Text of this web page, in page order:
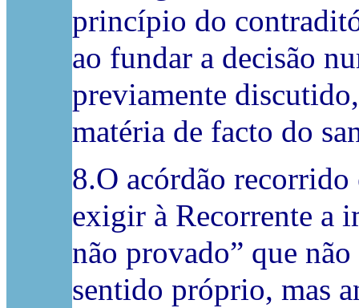
princípio do
ao fundar a decisão
previamente
matéria de facto do
8.O acórdão
exigir à Recorrente a
não provado” que
sentido próprio, mas